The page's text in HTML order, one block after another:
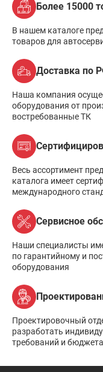
Более 15000
В нашем каталоге
товаров для
Доставка по
Наша компания
оборудования от
востребованные ТК
Весь ассортимент
каталога имеет
международного
Сервисное
Наши специалисты
по гарантийному и
оборудования
Проектировочный
разработать
требований и бюджета